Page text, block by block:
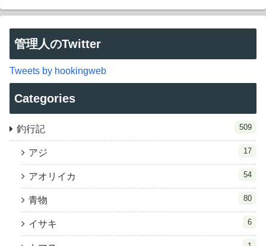
管理人のTwitter
Tweets by hookingweb
Categories
釣行記 509
アジ 17
アオリイカ 54
青物 80
イサキ 6